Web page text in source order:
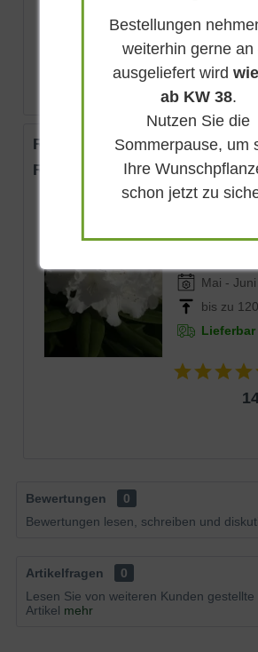
ab
Rhododendron 'Cape White'
Rhododendron Hybride
Mai - Juni
bis zu
Lieferbar
Bewertungen
0
Bewertungen lesen, schreiben und
Artikelfragen
0
Lesen Sie von weiteren Kunden
Artikel mehr
Bestellungen
weiterhin gerne
ausgeliefert wird
ab KW 38.
Nutzen Sie die
Sommerpause, um
Ihre
schon jetzt zu